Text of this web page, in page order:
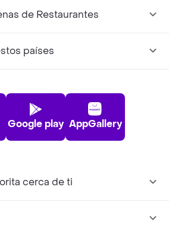
de Restaurantes
países
Google play AppGallery
cerca de ti